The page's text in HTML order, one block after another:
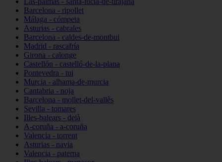
Barcelona - ripollet
Málaga - cómpeta
Asturias - cabrales
Barcelona - caldes-de-montbui
Madrid - rascafría
Girona - calonge
Castellón - castelló-de-la-plana
Pontevedra - tui
Murcia - alhama-de-murcia
Cantabria - noja
Barcelona - mollet-del-vallès
Sevilla - tomares
Illes-balears - deià
A-coruña - a-coruña
Valencia - torrent
Asturias - navia
Valencia - paterna